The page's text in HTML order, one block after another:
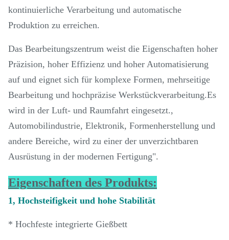
kontinuierliche Verarbeitung und automatische
Produktion zu erreichen.
Das Bearbeitungszentrum weist die Eigenschaften hoher
Präzision, hoher Effizienz und hoher Automatisierung
auf und eignet sich für komplexe Formen, mehrseitige
Bearbeitung und hochpräzise Werkstückverarbeitung.Es
wird in der Luft- und Raumfahrt eingesetzt.,
Automobilindustrie, Elektronik, Formenherstellung und
andere Bereiche, wird zu einer der unverzichtbaren
Ausrüstung in der modernen Fertigung".
Eigenschaften des Produkts:
1, Hochsteifigkeit und hohe Stabilität
* Hochfeste integrierte Gießbett